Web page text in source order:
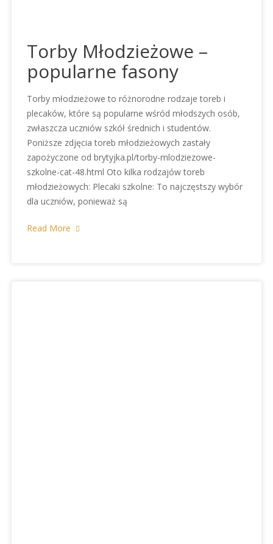
Torby Młodzieżowe –
popularne fasony
Torby młodzieżowe to różnorodne rodzaje toreb i
plecaków, które są popularne wśród młodszych osób,
zwłaszcza uczniów szkół średnich i studentów.
Poniższe zdjęcia toreb młodzieżowych zastały
zapożyczone od brytyjka.pl/torby-mlodziezowe-
szkolne-cat-48.html Oto kilka rodzajów toreb
młodzieżowych: Plecaki szkolne: To najczęstszy wybór
dla uczniów, ponieważ są
Read More